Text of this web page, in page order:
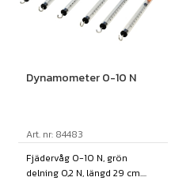
Dynamometer 0-10 N
Art. nr: 84483
Fjädervåg 0-10 N, grön
delning 0,2 N, längd 29 cm....